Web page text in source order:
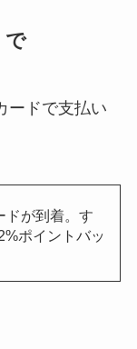
で
ードで支払い
ドが到着。す
ポイントバッ